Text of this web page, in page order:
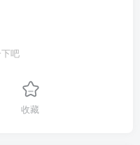
吧
收藏